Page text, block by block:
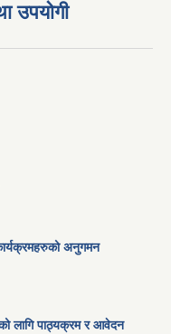
उपयोगी
अनुगमन
लागि पाठ्यक्रम र आवेदन